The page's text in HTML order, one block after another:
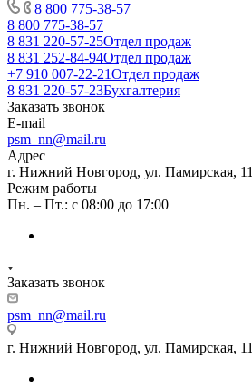
8 800 775-38-57
8 800 775-38-57
8 831 220-57-25Отдел продаж
8 831 252-84-94Отдел продаж
+7 910 007-22-21Отдел продаж
8 831 220-57-23Бухгалтерия
Заказать звонок
E-mail
psm_nn@mail.ru
Адрес
г. Нижний Новгород, ул. Памирская, 11
Режим работы
Пн. – Пт.: с 08:00 до 17:00
Заказать звонок
psm_nn@mail.ru
г. Нижний Новгород, ул. Памирская, 11